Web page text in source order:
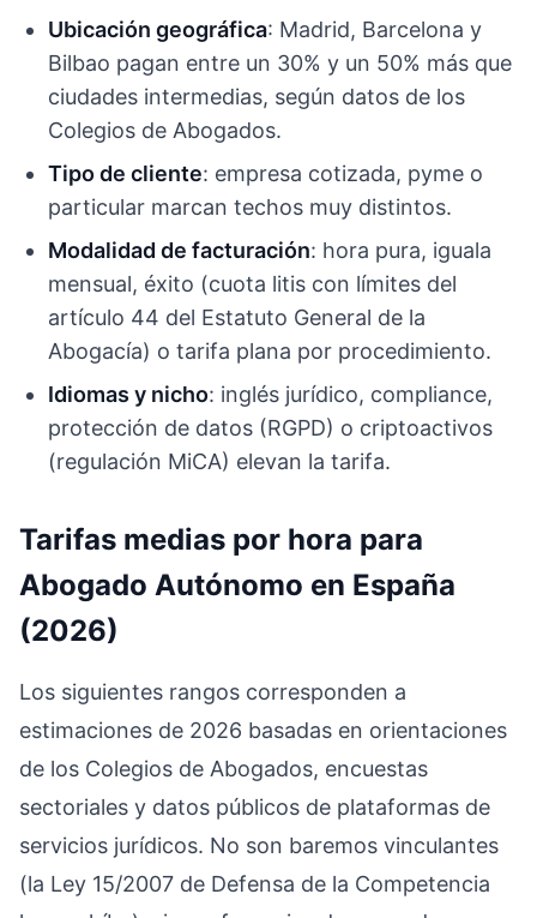
Ubicación geográfica: Madrid, Barcelona y
Bilbao pagan entre un 30% y un 50% más que
ciudades intermedias, según datos de los
Colegios de Abogados.
Tipo de cliente: empresa cotizada, pyme o
particular marcan techos muy distintos.
Modalidad de facturación: hora pura, iguala
mensual, éxito (cuota litis con límites del
artículo 44 del Estatuto General de la
Abogacía) o tarifa plana por procedimiento.
Idiomas y nicho: inglés jurídico, compliance,
protección de datos (RGPD) o criptoactivos
(regulación MiCA) elevan la tarifa.
Tarifas medias por hora para
Abogado Autónomo en España
(2026)
Los siguientes rangos corresponden a
estimaciones de 2026 basadas en orientaciones
de los Colegios de Abogados, encuestas
sectoriales y datos públicos de plataformas de
servicios jurídicos. No son baremos vinculantes
(la Ley 15/2007 de Defensa de la Competencia